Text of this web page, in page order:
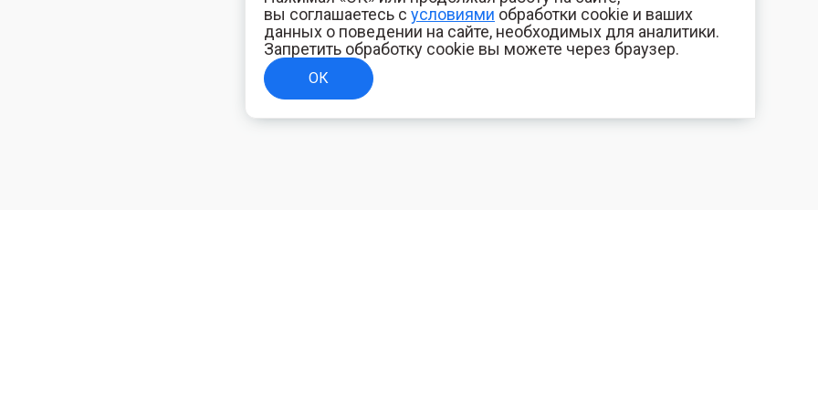
вы соглашаетесь с условиями обработки cookie и ваших
данных о поведении на сайте, необходимых для аналитики.
Запретить обработку cookie вы можете через браузер.
ОК